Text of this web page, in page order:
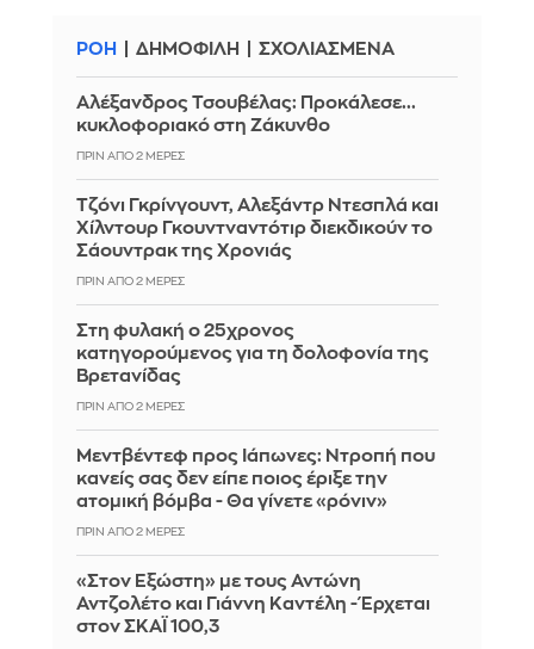
ΡΟΗ ΔΗΜΟΦΙΛΗ ΣΧΟΛΙΑΣΜΕΝΑ
Αλέξανδρος Τσουβέλας: Προκάλεσε...
κυκλοφοριακό στη Ζάκυνθο
ΠΡΙΝ ΑΠΌ 2 ΜΈΡΕΣ
Τζόνι Γκρίνγουντ, Αλεξάντρ Ντεσπλά και
Χίλντουρ Γκουντναντότιρ διεκδικούν το
Σάουντρακ της Χρονιάς
ΠΡΙΝ ΑΠΌ 2 ΜΈΡΕΣ
Στη φυλακή ο 25χρονος
κατηγορούμενος για τη δολοφονία της
Βρετανίδας
ΠΡΙΝ ΑΠΌ 2 ΜΈΡΕΣ
Μεντβέντεφ προς Ιάπωνες: Ντροπή που
κανείς σας δεν είπε ποιος έριξε την
ατομική βόμβα - Θα γίνετε «ρόνιν»
ΠΡΙΝ ΑΠΌ 2 ΜΈΡΕΣ
«Στον Εξώστη» με τους Αντώνη
Αντζολέτο και Γιάννη Καντέλη - Έρχεται
στον ΣΚΑΪ 100,3